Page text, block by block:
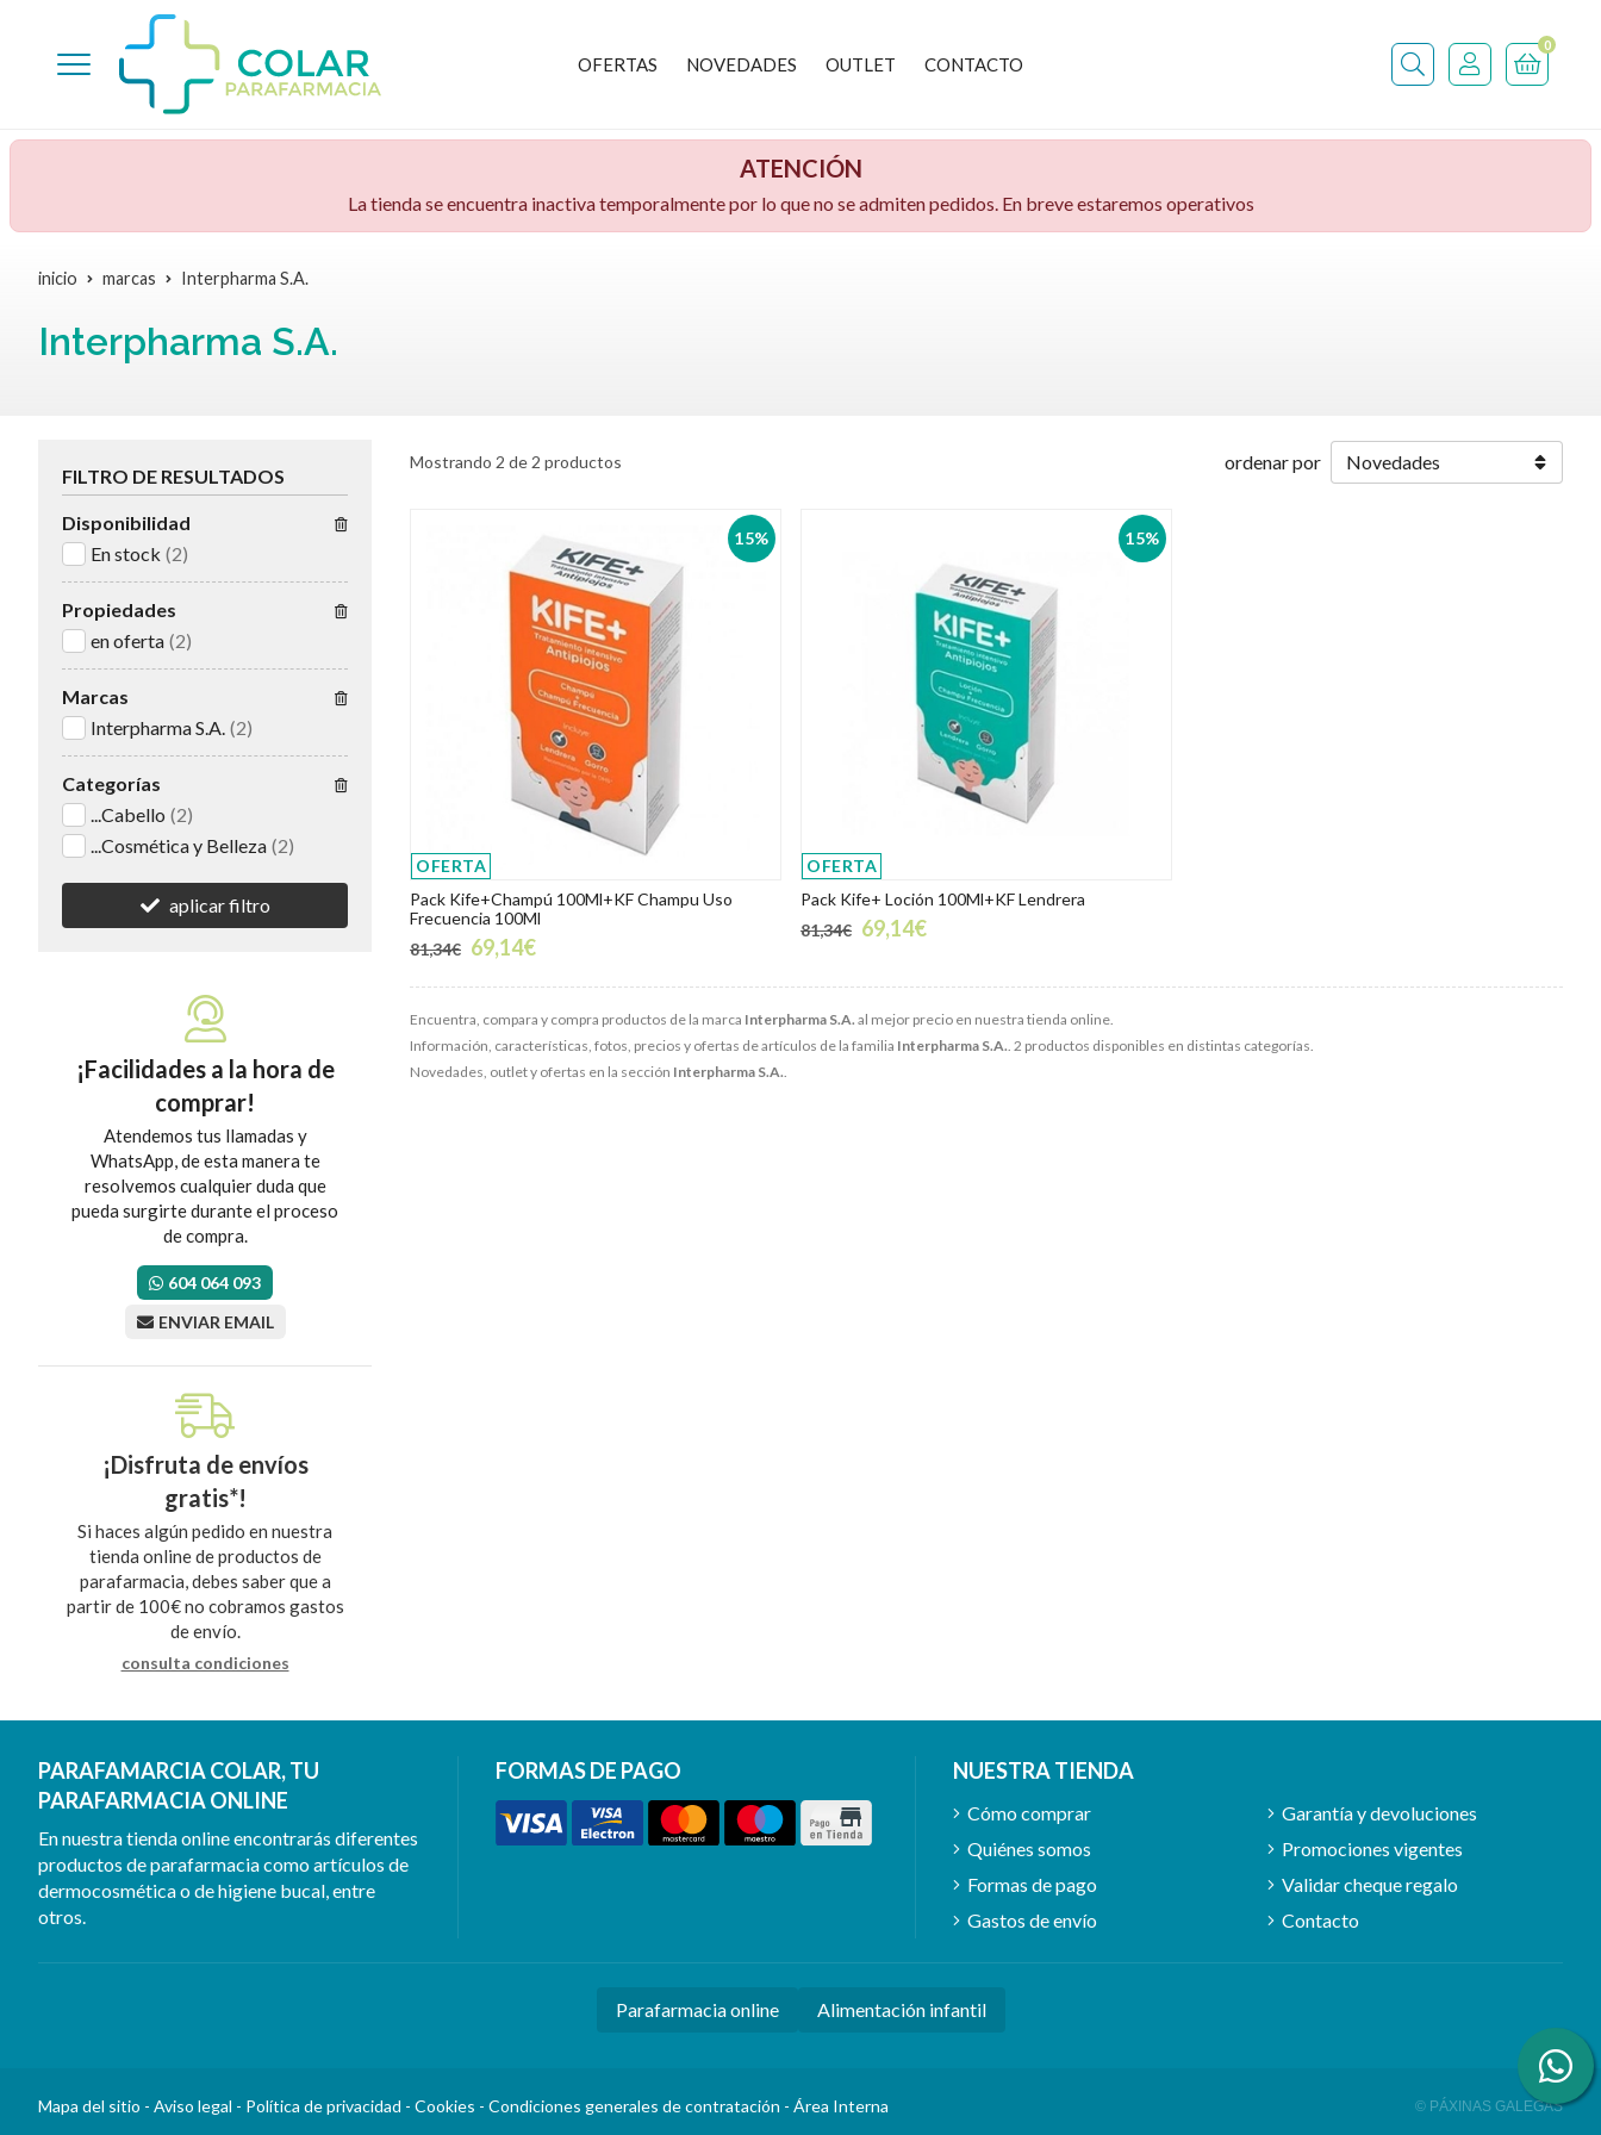
OFERTAS NOVEDADES OUTLET CONTACTO Buscar
0
ATENCIÓN
La tienda se encuentra inactiva temporalmente por lo que no se admiten pedidos. En breve estaremos operativos
inicio marcas Interpharma S.A.
Interpharma S.A.
Encuentra, compara y compra productos de la marca Interpharma S.A. al mejor precio en nuestra tienda online.
Información, características, fotos, precios y ofertas de artículos de la familia Interpharma S.A.. 2 productos disponibles en distintas categorías.
Novedades, outlet y ofertas en la sección Interpharma S.A..
Mostrando 2 de 2 productos ordenar por
15%
OFERTA
Pack Kife+Champú 100Ml+KF Champu Uso
Frecuencia 100Ml
81,34€ 69,14€
15%
OFERTA
Pack Kife+ Loción 100Ml+KF Lendrera
81,34€ 69,14€
FILTRO DE RESULTADOS
Disponibilidad
En stock (2)
Propiedades
en oferta (2)
Marcas
Interpharma S.A. (2)
Categorías
...Cabello (2)
...Cosmética y Belleza (2)
aplicar filtro
¡Facilidades a la hora de
comprar!
Atendemos tus llamadas y
WhatsApp, de esta manera te
resolvemos cualquier duda que
pueda surgirte durante el proceso
de compra.
604 064 093
ENVIAR EMAIL
¡Disfruta de envíos
gratis*!
Si haces algún pedido en nuestra
tienda online de productos de
parafarmacia, debes saber que a
partir de 100€ no cobramos gastos
de envío.
consulta condiciones
PARAFAMARCIA COLAR, TU
PARAFARMACIA ONLINE
En nuestra tienda online encontrarás diferentes
productos de parafarmacia como artículos de
dermocosmética o de higiene bucal, entre
otros.
FORMAS DE PAGO NUESTRA TIENDA
Cómo comprar
Quiénes somos
Formas de pago
Gastos de envío
Garantía y devoluciones
Promociones vigentes
Validar cheque regalo
Contacto
Parafarmacia online Alimentación infantil
Mapa del sitio - Aviso legal - Política de privacidad - Cookies - Condiciones generales de contratación - Área Interna © PÁXINAS GALEGAS